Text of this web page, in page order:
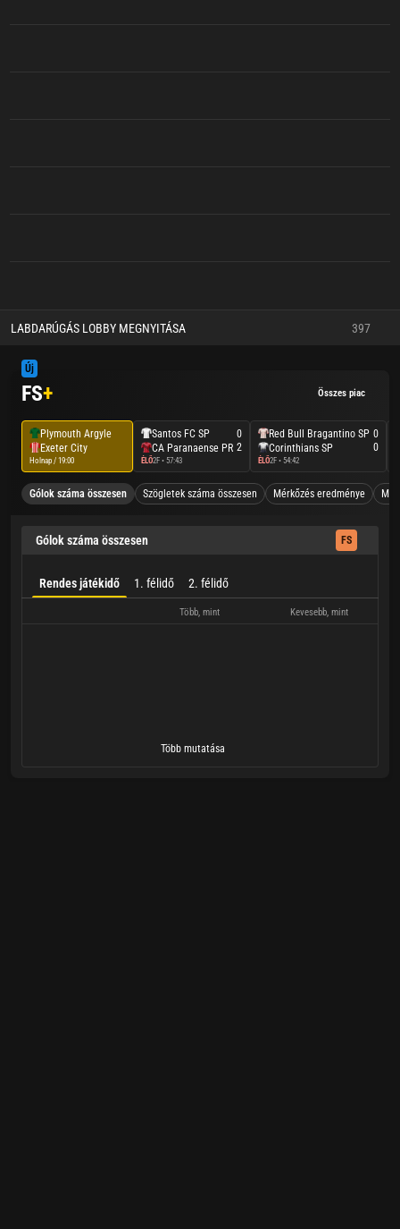
LABDARÚGÁS LOBBY MEGNYITÁSA 397
Új
FS+ Összes piac
Plymouth Argyle
Exeter City
Holnap / 19:00
Santos FC SP
CA Paranaense PR
0
2
ÉLŐ2F • 57:43
Red Bull Bragantino SP
Corinthians SP
0
0
ÉLŐ2F • 54:42
Gólok száma összesen Szögletek száma összesen Mérkőzés eredménye
Gólok száma összesen FS
Rendes játékidő 1. félidő 2. félidő
Több, mint Kevesebb, mint
Több mutatása